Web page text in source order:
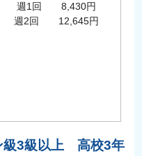
週1回 8,430円
週2回 12,645円
級3級以上 高校3年